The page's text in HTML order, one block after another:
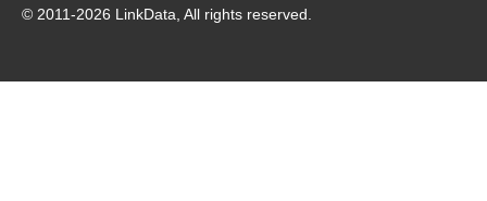
© 2011-2026 LinkData, All rights reserved.